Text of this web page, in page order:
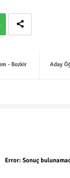
Aday
- Bozkir
Error: Sonuç